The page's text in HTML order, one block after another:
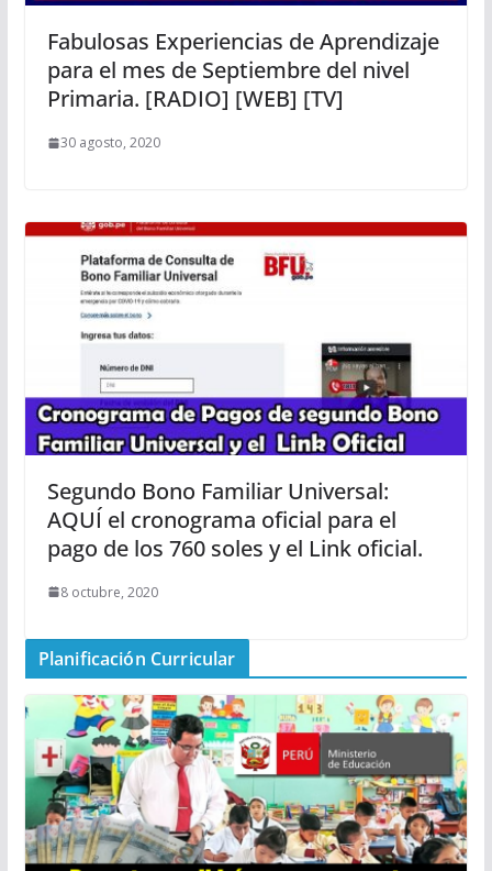
Fabulosas Experiencias de Aprendizaje
para el mes de Septiembre del nivel
Primaria. [RADIO] [WEB] [TV]
30 agosto, 2020
Segundo Bono Familiar Universal:
AQUÍ el cronograma oficial para el
pago de los 760 soles y el Link oficial.
8 octubre, 2020
Planificación Curricular